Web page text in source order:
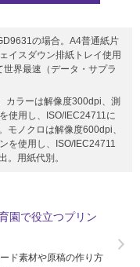
の場合。A4普通紙片
イスダウン排紙トレイ使用
界最速（データ・サプラ
カラーは解像度300dpi、測
使用し、ISO/IEC24711に
モノクロは解像度600dpi、
を使用し、ISO/IEC24711
。用紙代別。
園で役立つプリン
ド素材や原稿の作り方